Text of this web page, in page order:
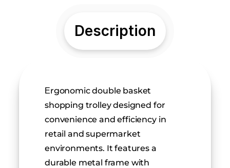
Description
Εrgonomic double basket
shopping trolley designed for
convenience and efficiency in
retail and supermarket
environments. It features a
durable metal frame with